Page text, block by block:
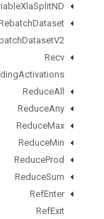
XlaSplitND
Dataset
DatasetV2
Recv
Activations
ReduceAll
ReduceAny
ReduceMax
ReduceMin
ReduceProd
ReduceSum
RefEnter
RefExit